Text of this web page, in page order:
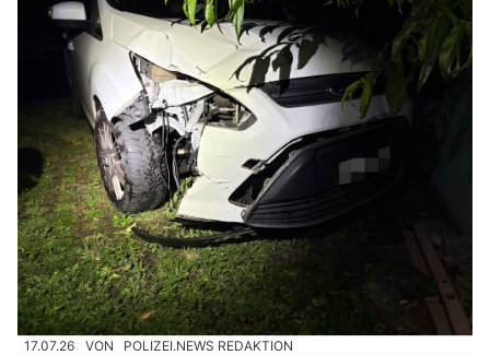
17.07.26 VON POLIZEI.NEWS REDAKTION